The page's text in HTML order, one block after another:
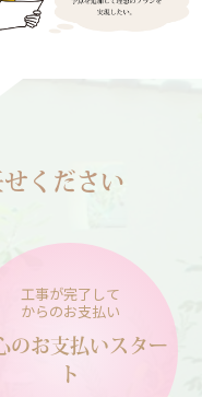
ください
工事が完了して
からのお支払い
のお支払いスター
ト